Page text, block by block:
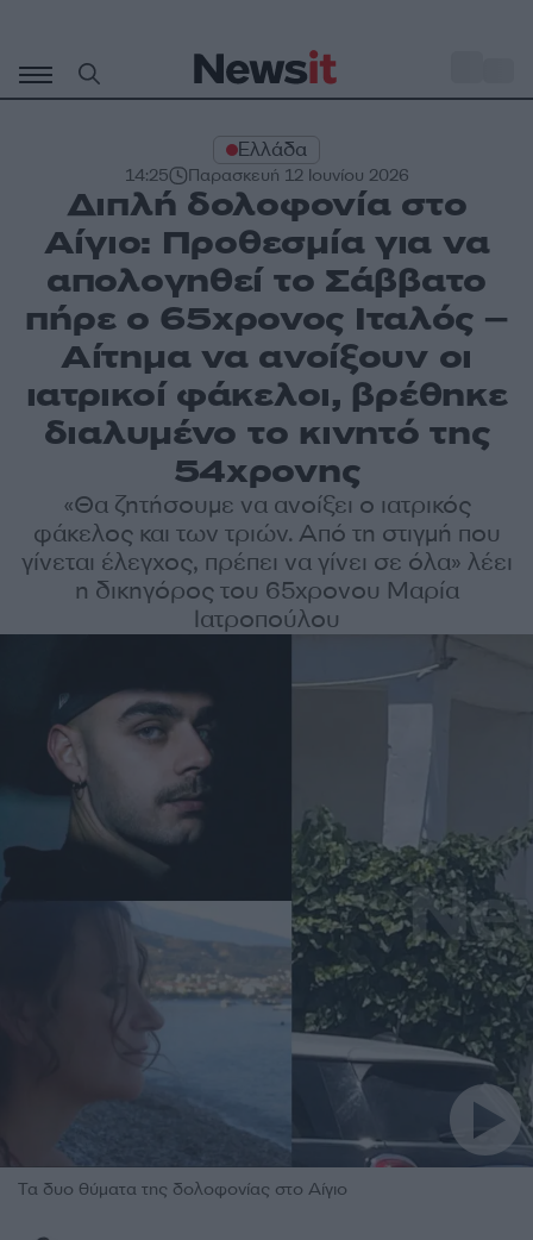
περιεχόμενο
Ελλάδα
14:25 Παρασκευή 12 Ιουνίου 2026
Διπλή δολοφονία στο
Αίγιο: Προθεσμία για να
απολογηθεί το Σάββατο
πήρε ο 65χρονος Ιταλός –
Αίτημα να ανοίξουν οι
ιατρικοί φάκελοι, βρέθηκε
διαλυμένο το κινητό της
54χρονης
«Θα ζητήσουμε να ανοίξει ο ιατρικός
φάκελος και των τριών. Από τη στιγμή που
γίνεται έλεγχος, πρέπει να γίνει σε όλα» λέει
η δικηγόρος του 65χρονου Μαρία
Ιατροπούλου
Τα δυο θύματα της δολοφονίας στο Αίγιο